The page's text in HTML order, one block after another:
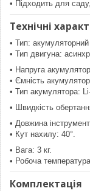
• Підходить для
Технічні
• Тип: акумуляторний
• Тип двигуна:
• Напруга
• Ємність
• Тип акумулятора:
• Швидкість
• Довжина
• Кут нахилу: 40°.
• Вага: 3 кг.
• Робоча
Комплектація